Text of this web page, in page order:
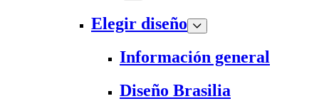
Elegir diseño
Información general
Diseño Brasilia